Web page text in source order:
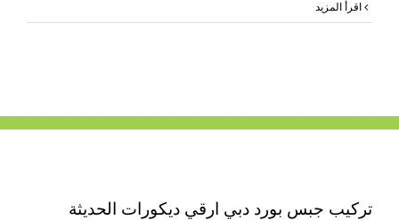
وتركيب
الخيمة
تركيب جبس بورد دبي ارقي ديكورات الحديثة